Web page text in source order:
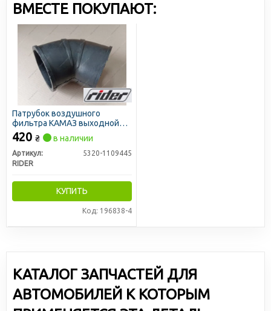
ВМЕСТЕ ПОКУПАЮТ:
Патрубок воздушного
фильтра КАМАЗ выходной
(RIDER)
420 ₴ в наличии
Артикул:
5320-1109445
RIDER
КУПИТЬ
Код: 196838-4
КАТАЛОГ ЗАПЧАСТЕЙ ДЛЯ
АВТОМОБИЛЕЙ К КОТОРЫМ